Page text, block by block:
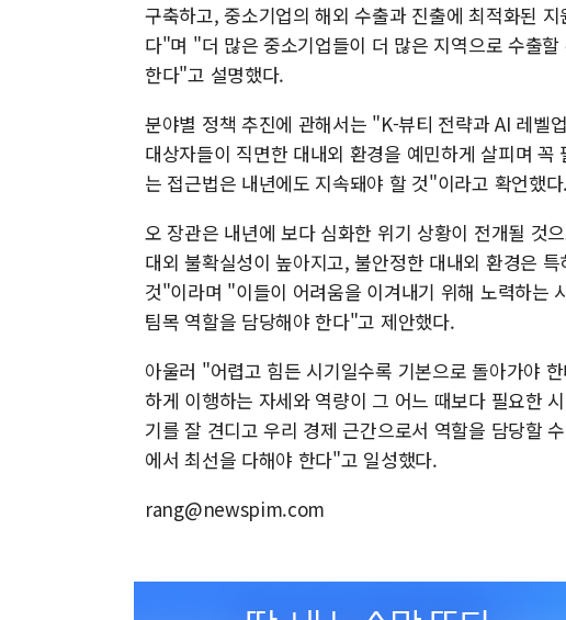
구축하고, 중소기업의 해외 수출과 진출에 최적화된
다"며 "더 많은 중소기업들이 더 많은 지역으로 수출
한다"고 설명했다.
분야별 정책 추진에 관해서는 "K-뷰티 전략과 AI 레벨
대상자들이 직면한 대내외 환경을 예민하게 살피며
는 접근법은 내년에도 지속돼야 할 것"이라고 확언했다.
오 장관은 내년에 보다 심화한 위기 상황이 전개될 것
대외 불확실성이 높아지고, 불안정한 대내외 환경은
것"이라며 "이들이 어려움을 이겨내기 위해 노력하는
팀목 역할을 담당해야 한다"고 제안했다.
아울러 "어렵고 힘든 시기일수록 기본으로 돌아가야
하게 이행하는 자세와 역량이 그 어느 때보다 필요한
기를 잘 견디고 우리 경제 근간으로서 역할을 담당할
에서 최선을 다해야 한다"고 일성했다.
rang@newspim.com